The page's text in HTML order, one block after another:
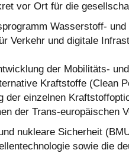
vor Ort für die
Wasserstoff-
Verkehr und digitale
der Mobilitäts-
Kraftstoffe (Clean
einzelnen
der Trans-europäischen
nukleare Sicherheit
sowie die